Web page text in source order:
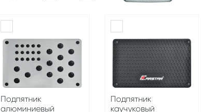
Подпятник
алюминиевый
Подпятник
каучуковый